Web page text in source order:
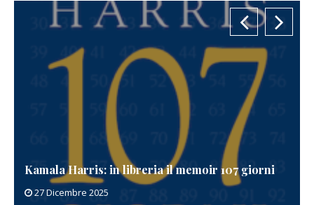
Kamala Harris: in libreria il memoir 107 giorni
27 Dicembre 2025